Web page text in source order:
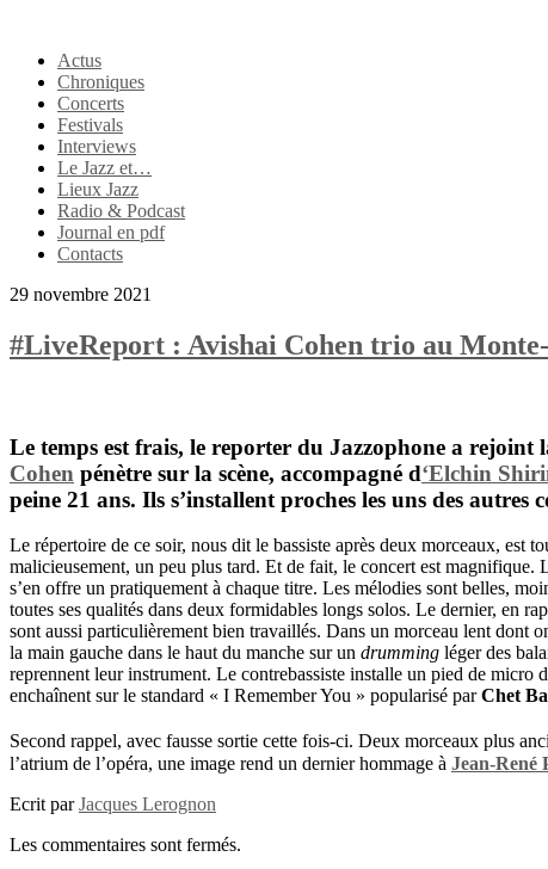
Actus
Chroniques
Concerts
Festivals
Interviews
Le Jazz et…
Lieux Jazz
Radio & Podcast
Journal en pdf
Contacts
29 novembre 2021
#LiveReport : Avishai Cohen trio au
Le temps est frais, le reporter du Jazzophone a
Cohen pénètre sur la scène, accompagné d‘Elchin
peine 21 ans. Ils s’installent proches les uns des
Le répertoire de ce soir, nous dit le bassiste après deux morceaux, est
malicieusement, un peu plus tard. Et de fait, le concert est magnifique.
s’en offre un pratiquement à chaque titre. Les mélodies sont belles,
toutes ses qualités dans deux formidables longs solos. Le dernier, en
sont aussi particulièrement bien travaillés. Dans un morceau lent dont
la main gauche dans le haut du manche sur un drumming léger des
reprennent leur instrument. Le contrebassiste installe un pied de
enchaînent sur le standard « I Remember You » popularisé parChet
Second rappel, avec fausse sortie cette fois-ci. Deux morceaux plus
l’atrium de l’opéra, une image rend un dernier hommage à Jean-René
Ecrit parJacques Lerognon
Les commentaires sont fermés.